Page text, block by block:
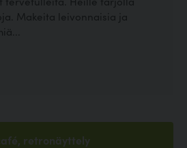
Makeita leivonnaisia ja
retronäyttely